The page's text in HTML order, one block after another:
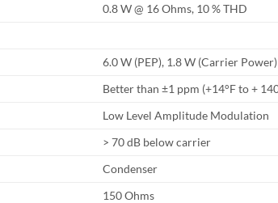
0.8 W @ 16 Ohms, 10 % THD
6.0 W (PEP), 1.8 W (Carrier Power)
Better than ±1 ppm (+14°F to +
Low Level Amplitude Modulation
> 70 dB below carrier
Condenser
150 Ohms